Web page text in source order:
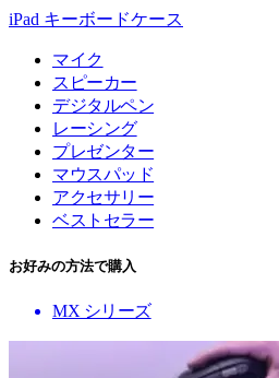
iPad キーボードケース
マイク
スピーカー
デジタルペン
レーシング
プレゼンター
マウスパッド
アクセサリー
ベストセラー
お好みの方法で購入
MX シリーズ